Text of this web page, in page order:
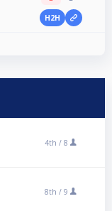
H2H
4th / 8
8th / 9